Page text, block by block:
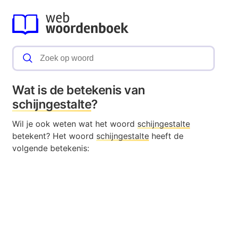
Wat is de betekenis van
schijngestalte?
Wil je ook weten wat het woord schijngestalte
betekent? Het woord schijngestalte heeft de
volgende betekenis: